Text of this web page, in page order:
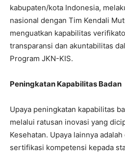
kabupaten/kota Indonesia,
nasional dengan Tim Kendali
menguatkan kapabilitas
transparansi dan akuntabilitas
Program JKN-KIS.
Peningkatan Kapabilitas Badan
Upaya peningkatan kapabilitas
melalui ratusan inovasi yang
Kesehatan. Upaya lainnya
sertifikasi kompetensi kepada